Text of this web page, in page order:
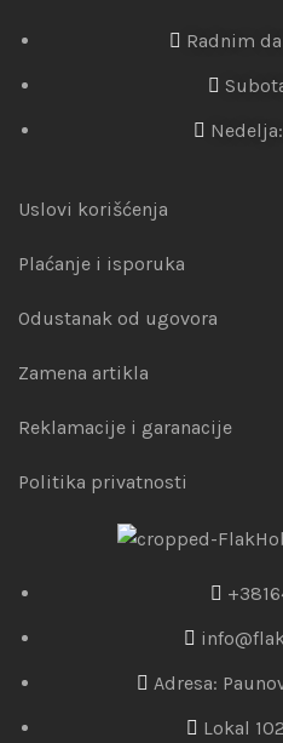
Radnim
Uslovi korišćenja
Plaćanje i isporuka
Odustanak od ugovora
Zamena artikla
Reklamacije i garanacije
Politika privatnosti
Adresa:
Lokal